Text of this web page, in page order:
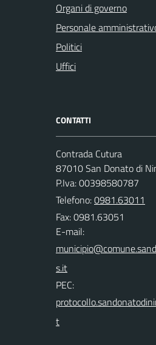
Organi di governo
Personale
Politici
Uffici
CONTATTI
Contrada Cutura
87010 San Donato di
P.Iva: 00398580787
Telefono:0981.63011
Fax: 0981.63051
E-mail:
PEC: